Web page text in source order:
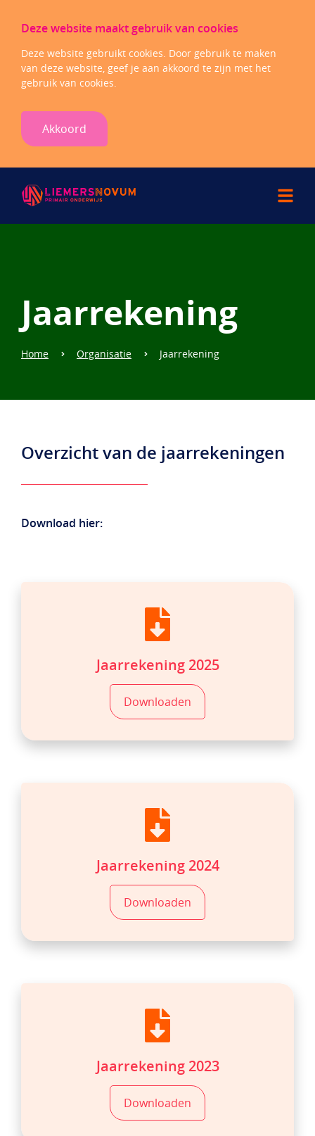
Deze website maakt gebruik van cookies
Deze website gebruikt cookies. Door gebruik te maken
van deze website, geef je aan akkoord te zijn met het
gebruik van cookies.
Akkoord
Jaarrekening
Home Organisatie Jaarrekening
Overzicht van de jaarrekeningen
Download hier:
Jaarrekening 2025
Downloaden
Jaarrekening 2024
Downloaden
Jaarrekening 2023
Downloaden